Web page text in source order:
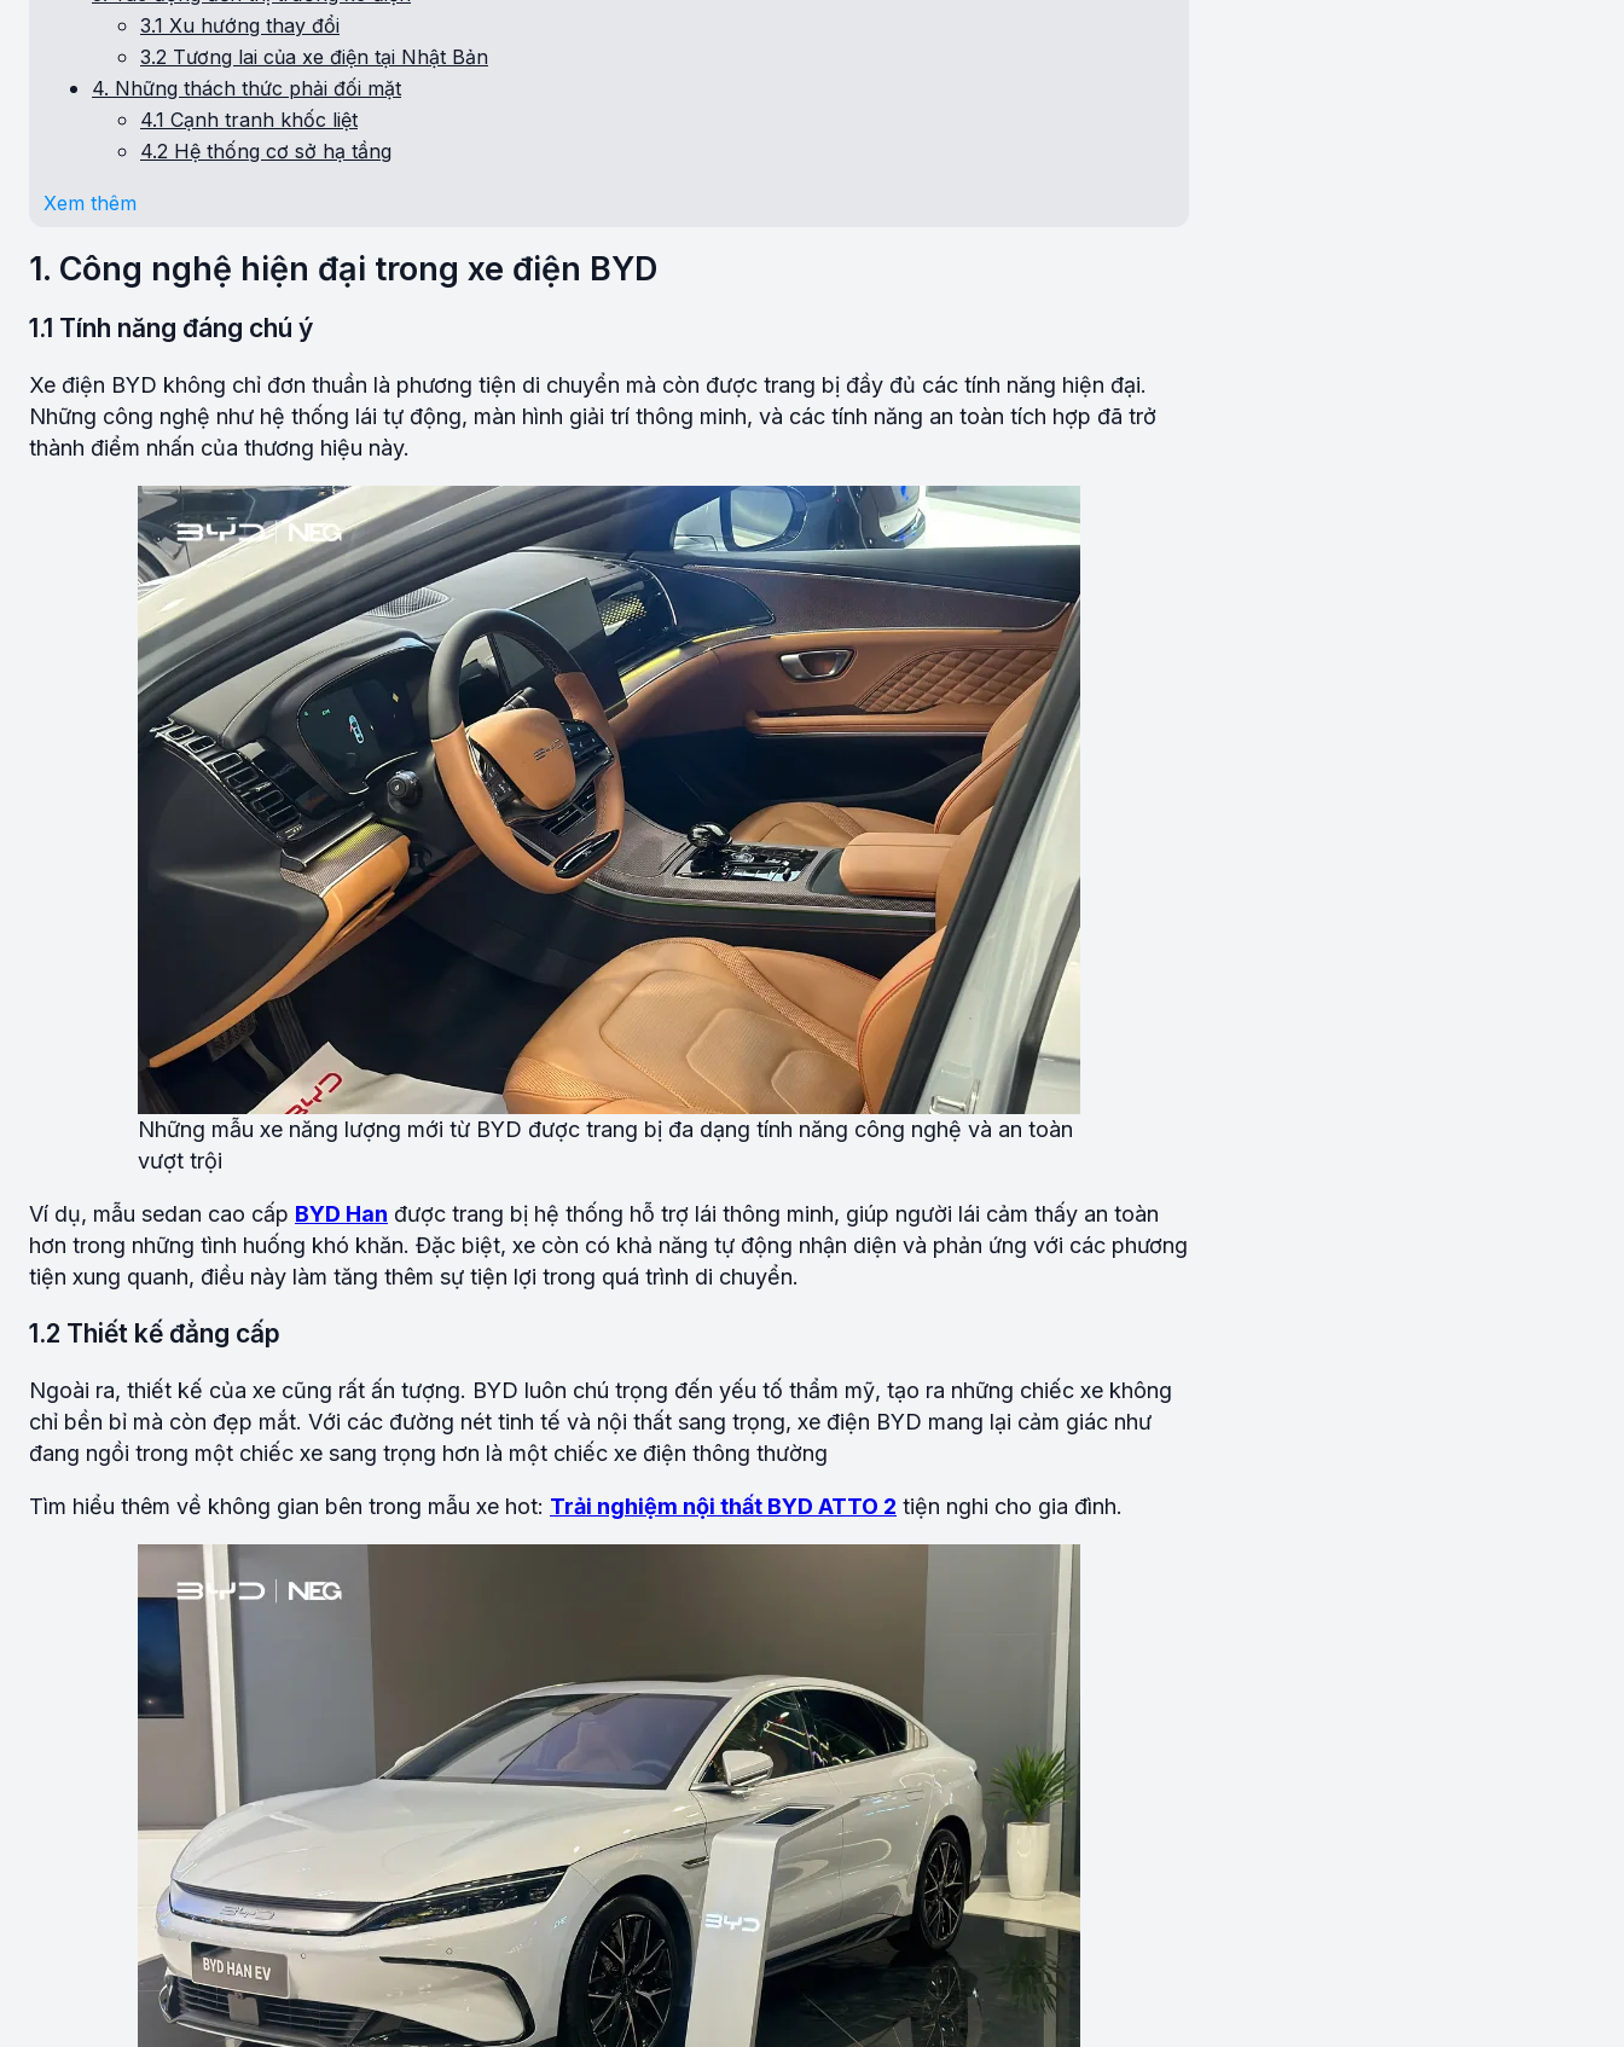
3.1 Xu hướng thay đổi
3.2 Tương lai của xe điện tại Nhật Bản
4. Những thách thức phải đối mặt
4.1 Cạnh tranh khốc liệt
4.2 Hệ thống cơ sở hạ tầng
Xem thêm
1. Công nghệ hiện đại trong xe điện BYD
1.1 Tính năng đáng chú ý
Xe điện BYD không chỉ đơn thuần là phương tiện di chuyển mà còn được trang bị đầy đủ các tính năng hiện đại.
Những công nghệ như hệ thống lái tự động, màn hình giải trí thông minh, và các tính năng an toàn tích hợp đã trở
thành điểm nhấn của thương hiệu này.
Những mẫu xe năng lượng mới từ BYD được trang bị đa dạng tính năng công nghệ và an toàn
vượt trội
Ví dụ, mẫu sedan cao cấp BYD Han được trang bị hệ thống hỗ trợ lái thông minh, giúp người lái cảm thấy an toàn
hơn trong những tình huống khó khăn. Đặc biệt, xe còn có khả năng tự động nhận diện và phản ứng với các phương
tiện xung quanh, điều này làm tăng thêm sự tiện lợi trong quá trình di chuyển.
1.2 Thiết kế đẳng cấp
Ngoài ra, thiết kế của xe cũng rất ấn tượng. BYD luôn chú trọng đến yếu tố thẩm mỹ, tạo ra những chiếc xe không
chỉ bền bỉ mà còn đẹp mắt. Với các đường nét tinh tế và nội thất sang trọng, xe điện BYD mang lại cảm giác như
đang ngồi trong một chiếc xe sang trọng hơn là một chiếc xe điện thông thường
Tìm hiểu thêm về không gian bên trong mẫu xe hot: Trải nghiệm nội thất BYD ATTO 2 tiện nghi cho gia đình.